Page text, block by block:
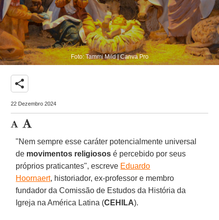
Foto: Tammi Mild | Canva Pro
share
22 Dezembro 2024
"Nem sempre esse caráter potencialmente universal
de movimentos religiosos é percebido por seus
próprios praticantes", escreve Eduardo
Hoornaert, historiador, ex-professor e membro
fundador da Comissão de Estudos da História da
Igreja na América Latina (CEHILA).